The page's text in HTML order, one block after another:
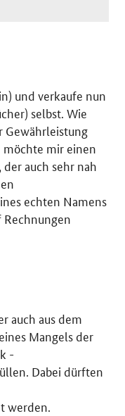
und verkaufe nun
selbst. Wie
Gewährleistung
möchte mir einen
auch sehr nah
echten Namens
Rechnungen
auch aus dem
Mangels der
-
Dabei dürften
werden.